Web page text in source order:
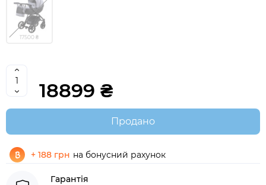
17500 ₴
18899 ₴
Продано
+ 188 грн на бонусний рахунок
Гарантія